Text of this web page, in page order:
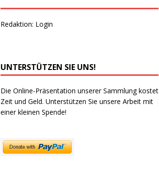
Redaktion: Login
UNTERSTÜTZEN SIE UNS!
Die Online-Präsentation unserer Sammlung kostet
Zeit und Geld. Unterstützen Sie unsere Arbeit mit
einer kleinen Spende!